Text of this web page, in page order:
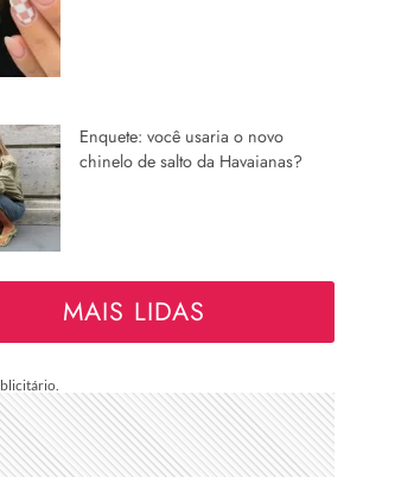
Enquete: você usaria o novo
chinelo de salto da Havaianas?
MAIS LIDAS